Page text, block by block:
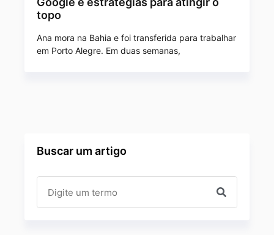
topo
Ana mora na Bahia e foi transferida para trabalhar
em Porto Alegre. Em duas semanas,
Buscar um artigo